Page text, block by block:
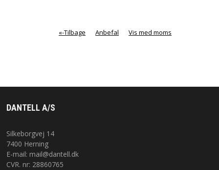
«-Tilbage Anbefal Vis med moms
DANTELL A/S
Silkeborgvej 14
7400 Herning
E-mail: mail@dantell.dk
CVR. nr: 28860765